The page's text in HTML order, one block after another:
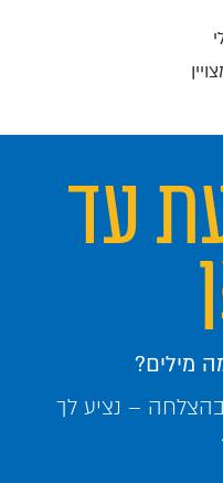
עד
מילים?
– נציע לך